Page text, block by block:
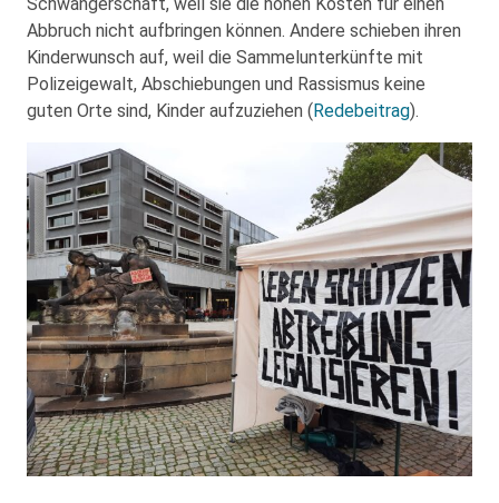
Abbruch nicht aufbringen können. Andere schieben ihren
Kinderwunsch auf, weil die Sammelunterkünfte mit
Polizeigewalt, Abschiebungen und Rassismus keine
guten Orte sind, Kinder aufzuziehen (Redebeitrag).